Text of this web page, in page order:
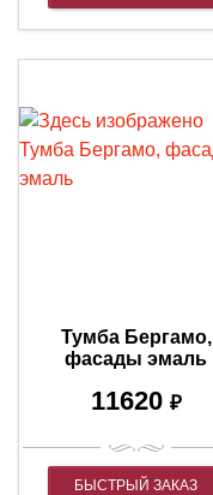
Тумба Бергамо,
фасады эмаль
11620 ₽
БЫСТРЫЙ ЗАКАЗ